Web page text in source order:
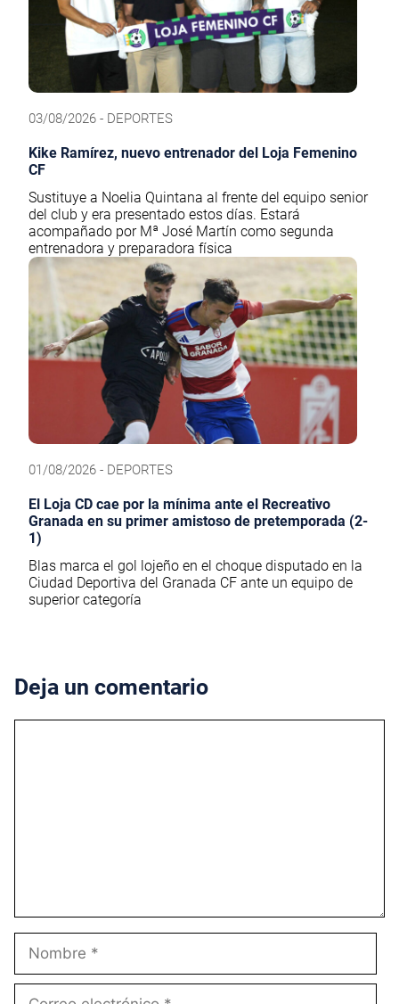
03/08/2026 - DEPORTES
Kike Ramírez, nuevo entrenador del Loja Femenino
CF
Sustituye a Noelia Quintana al frente del equipo senior
del club y era presentado estos días. Estará
acompañado por Mª José Martín como segunda
entrenadora y preparadora física
01/08/2026 - DEPORTES
El Loja CD cae por la mínima ante el Recreativo
Granada en su primer amistoso de pretemporada (2-
1)
Blas marca el gol lojeño en el choque disputado en la
Ciudad Deportiva del Granada CF ante un equipo de
superior categoría
Deja un comentario
Nombre
Correo